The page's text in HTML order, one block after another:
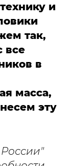
и
так,
все
в
масса,
эту